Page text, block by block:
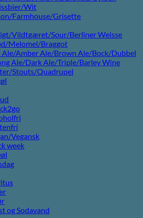
Wit
Farmhouse/Grisette
Vildtgæret/Sour/Berliner Weisse
Melomel/Braggot
Ale/Amber Ale/Brown Ale/Bock/Dubbel
Ale/Dark Ale/Triple/Barley Wine
Stouts/Quadrupel
Vegansk
week
og Sodavand